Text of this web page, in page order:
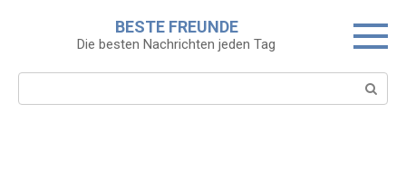
BESTE FREUNDE
Die besten Nachrichten jeden Tag
Search: